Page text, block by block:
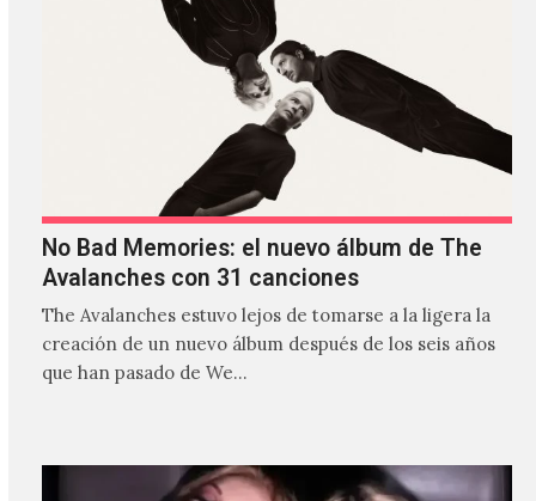
No Bad Memories: el nuevo álbum de The
Avalanches con 31 canciones
The Avalanches estuvo lejos de tomarse a la ligera la
creación de un nuevo álbum después de los seis años
que han pasado de We…